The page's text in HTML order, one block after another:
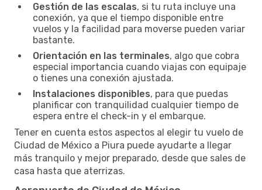
Gestión de las escalas, si tu ruta incluye una
conexión, ya que el tiempo disponible entre
vuelos y la facilidad para moverse pueden variar
bastante.
Orientación en las terminales, algo que cobra
especial importancia cuando viajas con equipaje
o tienes una conexión ajustada.
Instalaciones disponibles, para que puedas
planificar con tranquilidad cualquier tiempo de
espera entre el check-in y el embarque.
Tener en cuenta estos aspectos al elegir tu vuelo de
Ciudad de México a Piura puede ayudarte a llegar
más tranquilo y mejor preparado, desde que sales de
casa hasta que aterrizas.